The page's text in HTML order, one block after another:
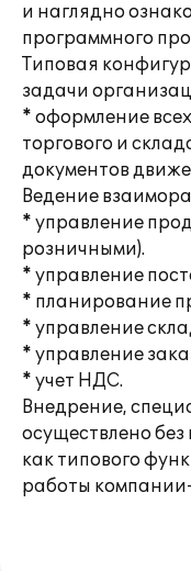
и наглядно
программного
Типовая
задачи
* оформление
торгового и
документов
Ведение
* управление
розничными).
* управление
* планирование
* управление
* управление
* учет НДС.
Внедрение,
осуществлено
как типового
работы